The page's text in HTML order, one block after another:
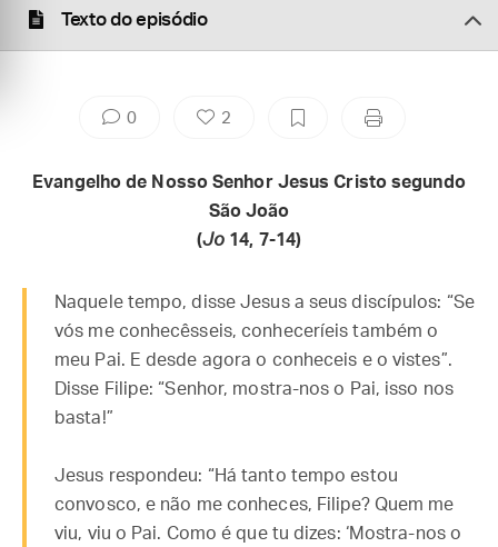
Texto do episódio
0 2
Evangelho de Nosso Senhor Jesus Cristo segundo
São João
(Jo 14, 7-14)
Naquele tempo, disse Jesus a seus discípulos: “Se
vós me conhecêsseis, conheceríeis também o
meu Pai. E desde agora o conheceis e o vistes”.
Disse Filipe: “Senhor, mostra-nos o Pai, isso nos
basta!”
Jesus respondeu: “Há tanto tempo estou
convosco, e não me conheces, Filipe? Quem me
viu, viu o Pai. Como é que tu dizes: ‘Mostra-nos o